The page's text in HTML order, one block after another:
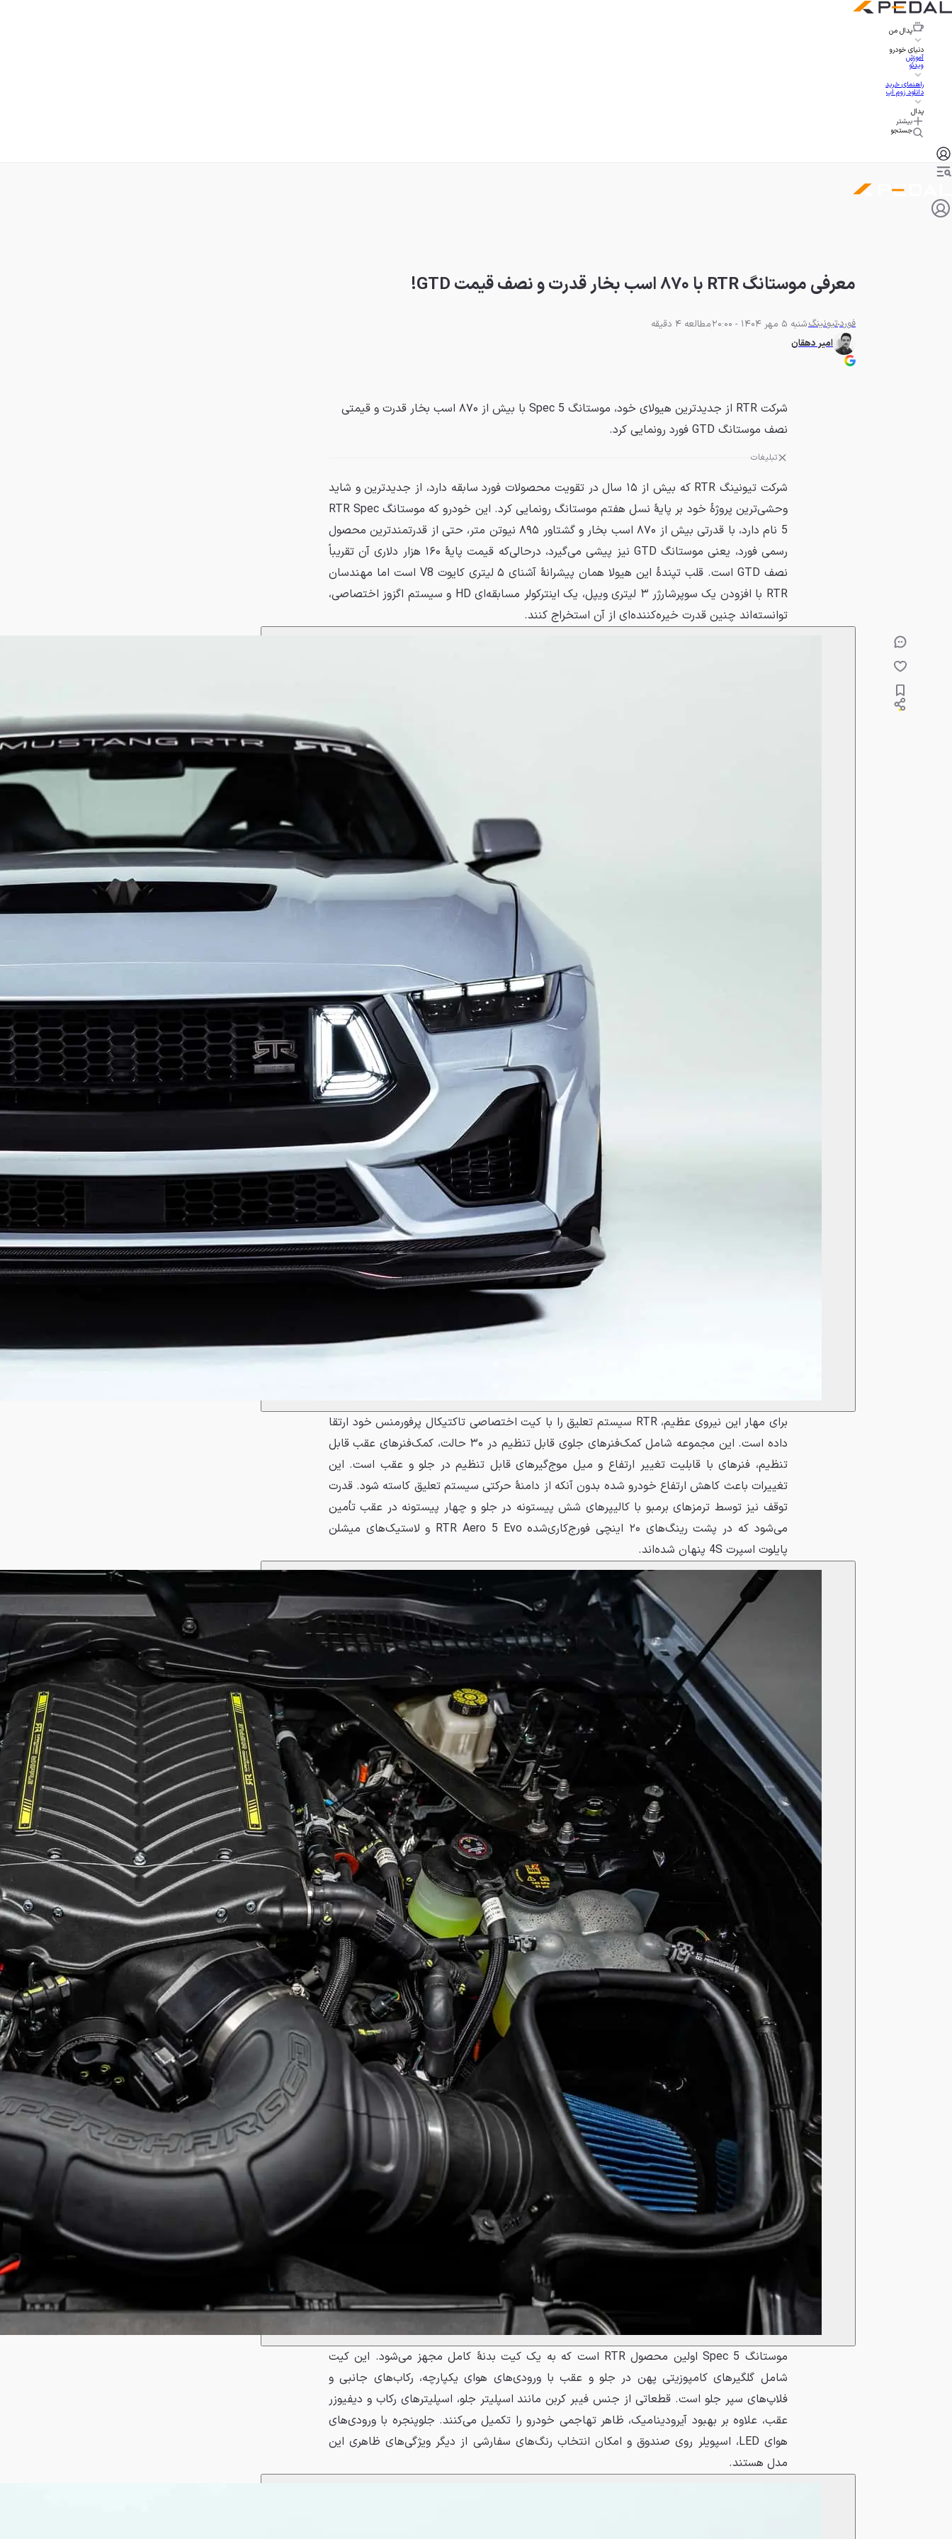
پدال من
دنیای خودرو
آموزش
ویدئو
راهنمای خرید
دانلود زوم اپ
پدال
بیشتر
جستجو
معرفی موستانگ RTR با ۸۷۰ اسب بخار قدرت و نصف قیمت GTD!
فوردتیونینگشنبه 5 مهر 1404 - 20:00
مطالعه 4 دقیقه
امیر دهقان
شرکت RTR از جدیدترین هیولای خود، موستانگ Spec 5 با بیش از ۸۷۰ اسب بخار قدرت و قیمتی
نصف موستانگ GTD فورد رونمایی کرد.
تبلیغات
شرکت تیونینگ RTR که بیش از ۱۵ سال در تقویت محصولات فورد سابقه دارد، از جدیدترین و شاید
وحشی‌ترین پروژهٔ خود بر پایهٔ نسل هفتم موستانگ رونمایی کرد. این خودرو که موستانگ RTR Spec
5 نام دارد، با قدرتی بیش از ۸۷۰ اسب بخار و گشتاور ۸۹۵ نیوتن متر، حتی از قدرتمندترین محصول
رسمی فورد، یعنی موستانگ GTD نیز پیشی می‌گیرد، درحالی‌که قیمت پایهٔ ۱۶۰ هزار دلاری آن تقریباً
نصف GTD است. قلب تپندهٔ این هیولا همان پیشرانهٔ آشنای ۵ لیتری کایوت V8 است اما مهندسان
RTR با افزودن یک سوپرشارژر ۳ لیتری ویپل، یک اینترکولر مسابقه‌ای HD و سیستم اگزوز اختصاصی،
توانسته‌اند چنین قدرت خیره‌کننده‌ای از آن استخراج کنند.
برای مهار این نیروی عظیم، RTR سیستم تعلیق را با کیت اختصاصی تاکتیکال پرفورمنس خود ارتقا
داده است. این مجموعه شامل کمک‌فنرهای جلوی قابل تنظیم در ۳۰ حالت، کمک‌فنرهای عقب قابل
تنظیم، فنرهای با قابلیت تغییر ارتفاع و میل موج‌گیرهای قابل تنظیم در جلو و عقب است. این
تغییرات باعث کاهش ارتفاع خودرو شده بدون آنکه از دامنهٔ حرکتی سیستم تعلیق کاسته شود. قدرت
توقف نیز توسط ترمزهای برمبو با کالیپرهای شش پیستونه در جلو و چهار پیستونه در عقب تأمین
می‌شود که در پشت رینگ‌های ۲۰ اینچی فورج‌کاری‌شده RTR Aero 5 Evo و لاستیک‌های میشلن
پایلوت اسپرت 4S پنهان شده‌اند.
موستانگ Spec 5 اولین محصول RTR است که به یک کیت بدنهٔ کامل مجهز می‌شود. این کیت
شامل گلگیرهای کامپوزیتی پهن در جلو و عقب با ورودی‌های هوای یکپارچه، رکاب‌های جانبی و
فلاپ‌های سپر جلو است. قطعاتی از جنس فیبر کربن مانند اسپلیتر جلو، اسپلیترهای رکاب و دیفیوزر
عقب، علاوه بر بهبود آیرودینامیک، ظاهر تهاجمی خودرو را تکمیل می‌کنند. جلوپنجره با ورودی‌های
هوای LED، اسپویلر روی صندوق و امکان انتخاب رنگ‌های سفارشی از دیگر ویژگی‌های ظاهری این
مدل هستند.